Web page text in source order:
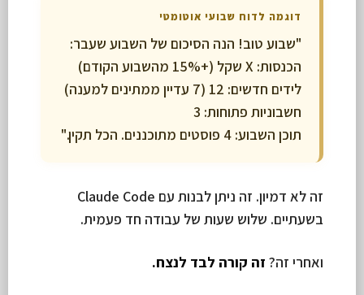
דוגמה לדוח שבועי אוטומטי
"שבוע טוב! הנה הסיכום של השבוע שעבר:
הכנסות: X שקל (+15% מהשבוע הקודם)
לידים חדשים: 12 (7 עדיין ממתינים למענה)
חשבוניות פתוחות: 3
תוכן השבוע: 4 פוסטים מתוכננים. הכל תקין."
זה לא דמיון. זה ניתן לבנות עם Claude Code
בשעתיים. שלוש שעות של עבודה חד פעמית.
ואחרי זה? זה קורה לבד לנצח.